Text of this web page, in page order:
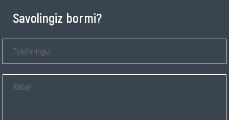
Savolingiz bormi?